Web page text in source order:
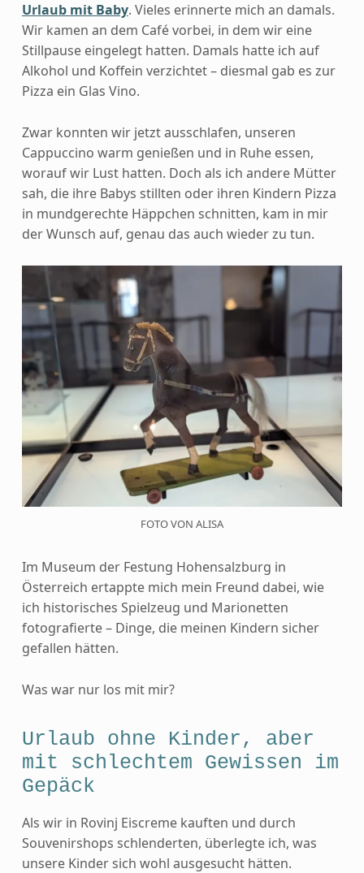
Urlaub mit Baby. Vieles erinnerte mich an damals.
Wir kamen an dem Café vorbei, in dem wir eine
Stillpauseeingelegt hatten. Damals hatte ich auf
Alkohol und Koffein verzichtet – diesmal gab es zur
Pizza ein Glas Vino.
Zwar konnten wir jetzt ausschlafen, unseren
Cappuccino warm genießen und in Ruhe essen,
worauf wir Lust hatten. Doch als ich andere Mütter
sah, die ihre Babys stillten oder ihren Kindern Pizza
in mundgerechte Häppchen schnitten, kam in mir
der Wunsch auf, genau das auch wieder zu tun.
FOTO VON ALISA
Im Museum der Festung Hohensalzburg in
Österreich ertappte mich mein Freund dabei, wie
ich historisches Spielzeug und Marionetten
fotografierte – Dinge, die meinen Kindern sicher
gefallen hätten.
Was war nur los mit mir?
Urlaub ohne Kinder, aber
mit schlechtem Gewissen im
Gepäck
Als wir in Rovinj Eiscreme kauften und durch
Souvenirshops schlenderten, überlegte ich, was
unsere Kinder sich wohl ausgesucht hätten.